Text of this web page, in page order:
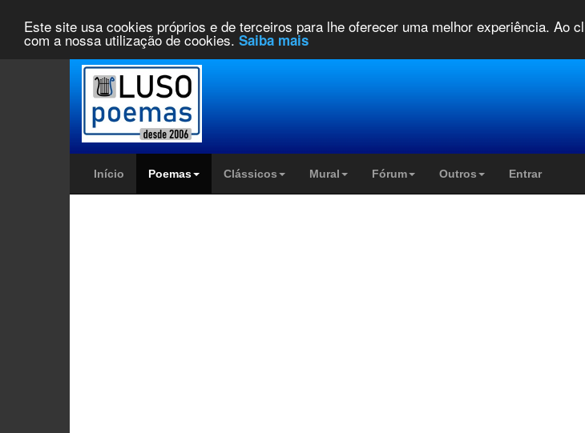
Este site usa cookies próprios e de terceiros para lhe oferecer uma melhor experiência. Ao
com a nossa utilização de cookies. Saiba mais
Início Poemas Clássicos Mural Fórum Outros Entrar